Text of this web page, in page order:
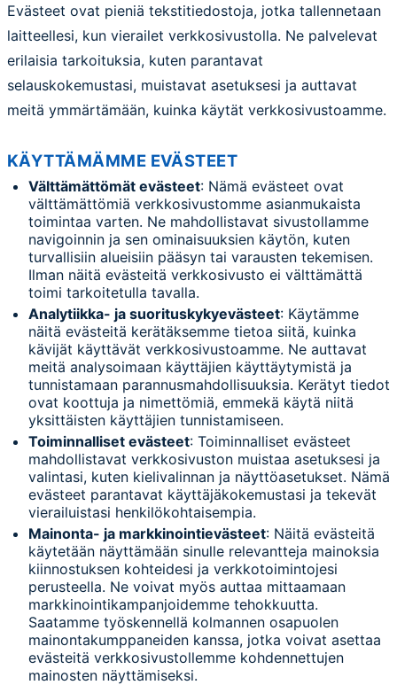
Evästeet ovat pieniä tekstitiedostoja, jotka tallennetaan
laitteellesi, kun vierailet verkkosivustolla. Ne palvelevat
erilaisia tarkoituksia, kuten parantavat
selauskokemustasi, muistavat asetuksesi ja auttavat
meitä ymmärtämään, kuinka käytät verkkosivustoamme.
KÄYTTÄMÄMME EVÄSTEET
Välttämättömät evästeet: Nämä evästeet ovat
välttämättömiä verkkosivustomme asianmukaista
toimintaa varten. Ne mahdollistavat sivustollamme
navigoinnin ja sen ominaisuuksien käytön, kuten
turvallisiin alueisiin pääsyn tai varausten tekemisen.
Ilman näitä evästeitä verkkosivusto ei välttämättä
toimi tarkoitetulla tavalla.
Analytiikka- ja suorituskykyevästeet: Käytämme
näitä evästeitä kerätäksemme tietoa siitä, kuinka
kävijät käyttävät verkkosivustoamme. Ne auttavat
meitä analysoimaan käyttäjien käyttäytymistä ja
tunnistamaan parannusmahdollisuuksia. Kerätyt tiedot
ovat koottuja ja nimettömiä, emmekä käytä niitä
yksittäisten käyttäjien tunnistamiseen.
Toiminnalliset evästeet: Toiminnalliset evästeet
mahdollistavat verkkosivuston muistaa asetuksesi ja
valintasi, kuten kielivalinnan ja näyttöasetukset. Nämä
evästeet parantavat käyttäjäkokemustasi ja tekevät
vierailuistasi henkilökohtaisempia.
Mainonta- ja markkinointievästeet: Näitä evästeitä
käytetään näyttämään sinulle relevantteja mainoksia
kiinnostuksen kohteidesi ja verkkotoimintojesi
perusteella. Ne voivat myös auttaa mittaamaan
markkinointikampanjoidemme tehokkuutta.
Saatamme työskennellä kolmannen osapuolen
mainontakumppaneiden kanssa, jotka voivat asettaa
evästeitä verkkosivustollemme kohdennettujen
mainosten näyttämiseksi.